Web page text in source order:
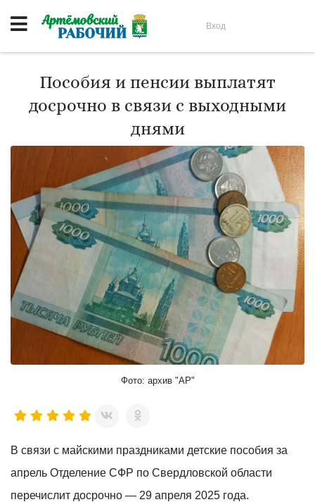
Вход
Пособия и пенсии выплатят
досрочно в связи с выходными
днями
Фото: архив "АР"
В связи с майскими праздниками детские пособия за
апрель Отделение СФР по Свердловской области
перечислит досрочно — 29 апреля 2025 года.